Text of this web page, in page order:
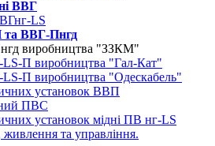
ВВГ
LS
ВВГ-Пнгд
виробництва "ЗЗКМ"
П виробництва "Гал-Кат"
П виробництва "Одескабель"
установок ВВП
ПВС
установок мідні ПВ нг-LS
живлення та управління.